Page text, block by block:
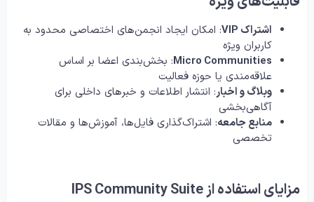
اشتراک VIP
: امکان ایجاد انجمن‌های اختصاصی محدود به
کاربران ویژه
Micro Communities: بخش‌بندی اعضا بر اساس
علاقه‌مندی یا حوزه فعالیت
وبلاگ و اخبار: انتشار اطلاعات و خبرهای داخلی برای
آگاهی‌بخشی
منابع جامعه: اشتراک‌گذاری فایل‌ها، آموزش‌ها و مقالات
تخصصی
مزایای استفاده از IPS Community Suite